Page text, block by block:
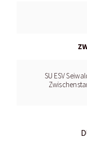
SU ESV